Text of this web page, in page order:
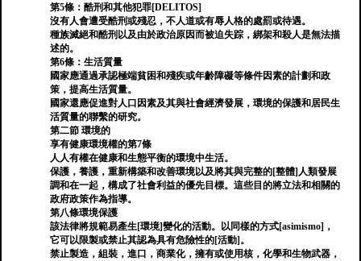
第5條：酷刑和其他犯罪[DELITOS]
沒有人會遭受酷刑或殘忍，不人道或有辱人格的處罰或待遇。
種族滅絕和酷刑以及由於政治原因而被迫失踪，綁架和殺人是無法描
述的。
第6條：生活質量
國家應通過承認極端貧困和殘疾或年齡障礙等條件因素的計劃和政
策，提高生活質量。
國家還應促進對人口因素及其與社會經濟發展，環境的保護和居民生
活質量的聯繫的研究。
第二節 環境的
享有健康環境權的第7條
人人有權在健康和生態平衡的環境中生活。
保護，養護，重新構築和改善環境以及將其與完整的[整體]人類發展
調和在一起，構成了社會利益的優先目標。這些目的將立法和相關的
政府政策作為指導。
第八條環境保護
該法律將規範易產生[環境]變化的活動。以同樣的方式[asimismo]，
它可以限製或禁止其認為具有危險性的[活動]。
禁止製造，組裝，進口，商業化，擁有或使用核，化學和生物武器，